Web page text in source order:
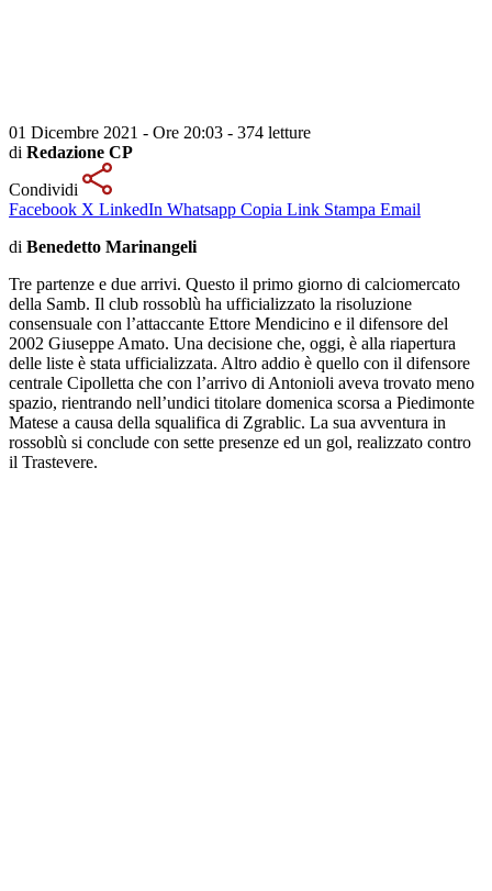
01 Dicembre 2021 - Ore 20:03 - 374 letture
di Redazione CP
Condividi
Facebook X LinkedIn Whatsapp Copia Link Stampa Email
di Benedetto Marinangeli
Tre partenze e due arrivi. Questo il primo giorno di calciomercato
della Samb. Il club rossoblù ha ufficializzato la risoluzione
consensuale con l’attaccante Ettore Mendicino e il difensore del
2002 Giuseppe Amato. Una decisione che, oggi, è alla riapertura
delle liste è stata ufficializzata. Altro addio è quello con il difensore
centrale Cipolletta che con l’arrivo di Antonioli aveva trovato meno
spazio, rientrando nell’undici titolare domenica scorsa a Piedimonte
Matese a causa della squalifica di Zgrablic. La sua avventura in
rossoblù si conclude con sette presenze ed un gol, realizzato contro
il Trastevere.